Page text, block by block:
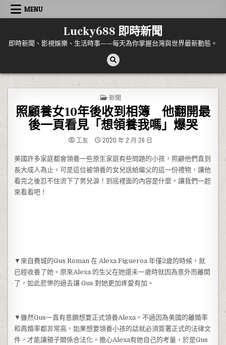
Skip to content
MENU
Lucky688 即時新聞
即時新聞、影視娛樂、生活時事——每天為你掌握台灣與世界最新動態。
POSTED IN
新聞
照顧養女10年後收到相簿 他翻開最
後一頁看見「想領養我嗎」爆哭
工友 2020 年 2 月 26 日
美國許多家庭都會領養一些原生家庭有些問題的小孩，照顧他們直到
長大成人為止。可是這位被領養的女兒送給繼父的這一份禮物，讓他
看完之後忍不住流下了男兒淚！到底裡面的內容是什麼，讓我們一起
來看看吧！
▼來自費城的Gus Roman 在 Alexa Figueroa 年僅2歲的時候，就
已經收養了她。原來Alexa 的生父在她還未一歲時就因為意外而離開
了，如此悲慘的過去讓 Gus 對她更加疼愛有加。
▼雖然Gus一直有意願想要正式領養Alexa，不過因為美國的離婚率
和再婚率都非常高，如果想要領養小孩的話就必須簽署正式的法律文
件，才能讓親子關係合法化。擔心Alexa有她自己的考量，於是Gus